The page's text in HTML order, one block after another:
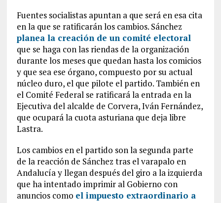
Fuentes socialistas apuntan a que será en esa cita
en la que se ratificarán los cambios. Sánchez
planea la creación de un comité electoral
que se haga con las riendas de la organización
durante los meses que quedan hasta los comicios
y que sea ese órgano, compuesto por su actual
núcleo duro, el que pilote el partido. También en
el Comité Federal se ratificará la entrada en la
Ejecutiva del alcalde de Corvera, Iván Fernández,
que ocupará la cuota asturiana que deja libre
Lastra.
Los cambios en el partido son la segunda parte
de la reacción de Sánchez tras el varapalo en
Andalucía y llegan después del giro a la izquierda
que ha intentado imprimir al Gobierno con
anuncios como el impuesto extraordinario a